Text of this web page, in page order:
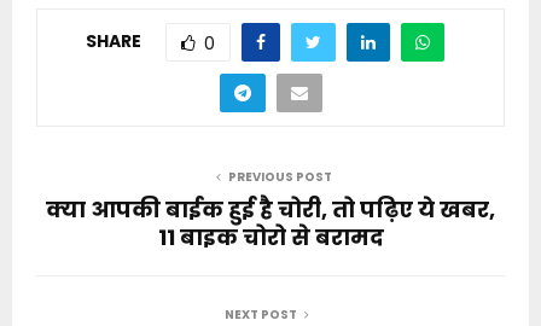
SHARE 0
PREVIOUS POST
क्या आपकी बाईक हुई है चोरी, तो पढ़िए ये खबर,
11 बाइक चोरो से बरामद
NEXT POST